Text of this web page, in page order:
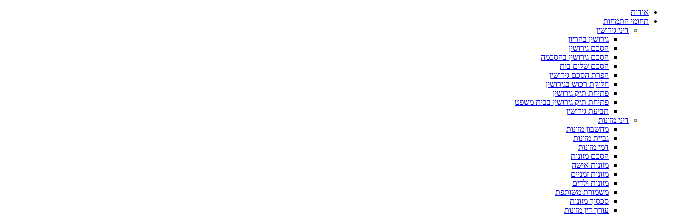
אודות
תחומי התמחות
דיני גירושין
גירושין בהריון
הסכם גירושין
הסכם גירושין בהסכמה
הסכם שלום בית
הפרת הסכם גירושין
חלוקת רכוש בגירושין
פתיחת תיק גירושין
פתיחת תיק גירושין בבית משפט
תביעת גירושין
דיני מזונות
מחשבון מזונות
גביית מזונות
דמי מזונות
הסכם מזונות
מזונות אישה
מזונות זמניים
מזונות ילדים
משמורת משותפת
סכסוך מזונות
עורך דין מזונות